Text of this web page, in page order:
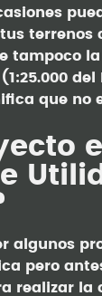
terrenos
tampoco
del
que no
algunos
pero
realizar la